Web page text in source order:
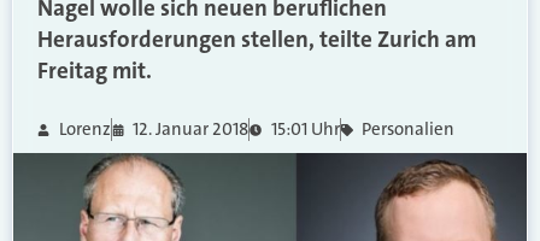
Nagel wolle sich neuen beruflichen
Herausforderungen stellen, teilte Zurich am
Freitag mit.
Lorenz 12. Januar 2018 15:01 Uhr Personalien